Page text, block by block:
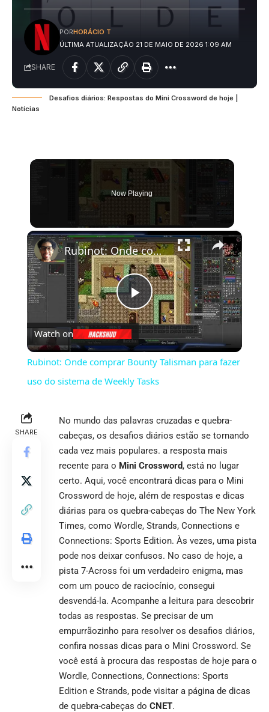
ÚLTIMA ATUALIZAÇÃO 21 DE MAIO DE 2026 1:09 AM
PORHORÁCIO T
SHARE
Desafios diários: Respostas do Mini Crossword de hoje |
Notícias
Now Playing
×
Play
Video
Rubinot: Onde comprar Bounty Talisman para fazer uso do sistema de Weekly Tasks
Watch on
Rubinot: Onde comprar Bounty Talisman para fazer
uso do sistema de Weekly Tasks
SHARE
No mundo das palavras cruzadas e quebra-
cabeças, os desafios diários estão se tornando
cada vez mais populares. a resposta mais
recente para o Mini Crossword, está no lugar
certo. Aqui, você encontrará dicas para o Mini
Crossword de hoje, além de respostas e dicas
diárias para os quebra-cabeças do The New York
Times, como Wordle, Strands, Connections e
Connections: Sports Edition. Às vezes, uma pista
pode nos deixar confusos. No caso de hoje, a
pista 7-Across foi um verdadeiro enigma, mas
com um pouco de raciocínio, consegui
desvendá-la. Acompanhe a leitura para descobrir
todas as respostas. Se precisar de um
empurrãozinho para resolver os desafios diários,
confira nossas dicas para o Mini Crossword. Se
você está à procura das respostas de hoje para o
Wordle, Connections, Connections: Sports
Edition e Strands, pode visitar a página de dicas
de quebra-cabeças do CNET.